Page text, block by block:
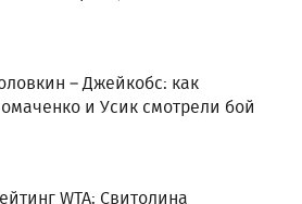
– Джейкобс: как
и Усик смотрели бой
WTA: Свитолина